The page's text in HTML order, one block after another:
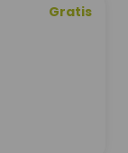
Gratis